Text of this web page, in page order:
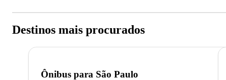
Destinos mais procurados
Ônibus para São Paulo